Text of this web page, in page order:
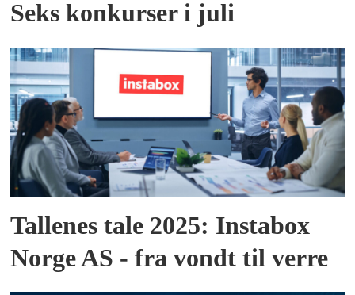
Seks konkurser i juli
Tallenes tale 2025: Instabox
Norge AS - fra vondt til verre